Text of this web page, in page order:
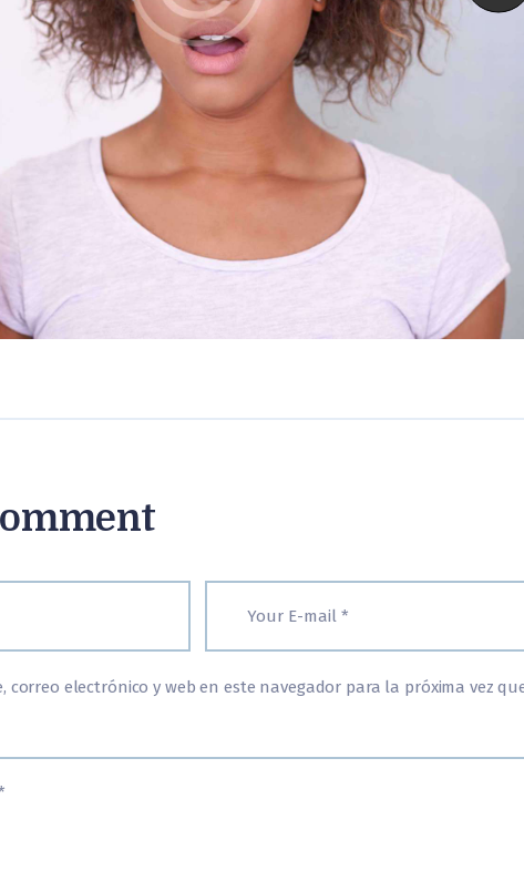
correo electrónico y web en este navegador para la próxima vez